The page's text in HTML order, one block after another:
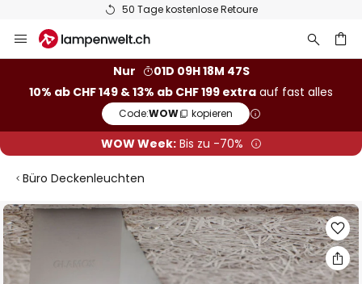
50 Tage kostenlose Retoure
Inhalt
Nur
01D 09H 18M 46S
10% ab CHF 149 & 13% ab CHF 199 extra auf fast alles
Code:WOW kopieren
WOW Week:Bis zu -70%
Büro Deckenleuchten
Zum
Ende
der
Bildgalerie